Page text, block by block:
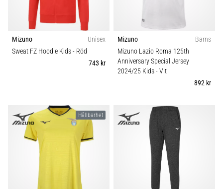
Mizuno
Unisex
Sweat FZ Hoodie Kids- Röd
743 kr
Mizuno
Barns
Mizuno Lazio Roma 125th
Anniversary Special Jersey
2024/25 Kids- Vit
892 kr
Hållbarhet